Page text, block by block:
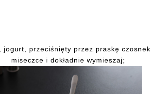
jogurt, przeciśnięty przez praskę
miseczce i dokładnie wymieszaj;